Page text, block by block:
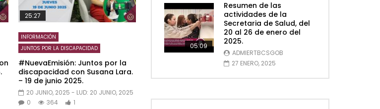
25:27
INFORMACIÓN
JUNTOS POR LA DISCAPACIDAD
#NuevaEmisión: Juntos por la
discapacidad con Susana Lara.
– 19 de junio 2025.
20 JUNIO, 2025 - LUD: 20 JUNIO, 2025
0
364 1
05:09
Resumen de las
actividades de la
Secretaria de Salud, del
20 al 26 de enero del
2025.
ADMIERTBCSGOB
27 ENERO, 2025